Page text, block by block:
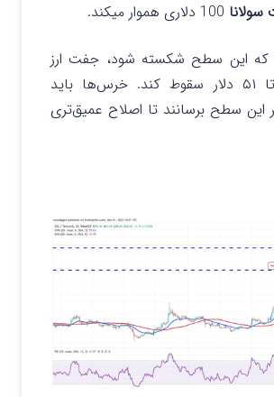
که این سطح شکسته شود، جفت ارز
ممکن است تا ۵۱ دلار سقوط کند. خرس‌ها باید
این سطح برسانند تا اصلاح عمیق‌تری